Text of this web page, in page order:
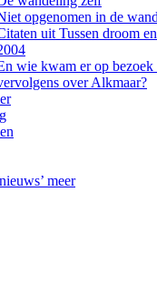
opgenomen in de
uit Tussen droom
wie kwam er op bezoek
over Alkmaar?
meer